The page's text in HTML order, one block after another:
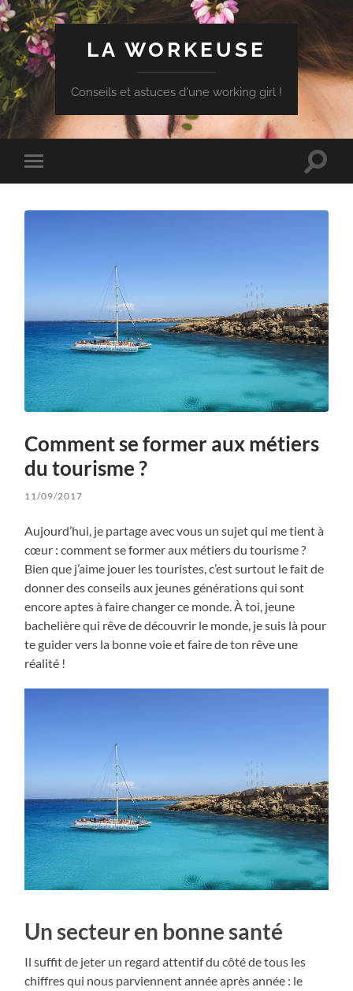
LA WORKEUSE
Conseils et astuces d'une working girl !
Toggle
mobile
Toggle
Comment se former aux métiers
du tourisme ?
11/09/2017
Aujourd’hui, je partage avec vous un sujet qui me tient à
cœur : comment se former aux métiers du tourisme ?
Bien que j’aime jouer les touristes, c’est surtout le fait de
donner des conseils aux jeunes générations qui sont
encore aptes à faire changer ce monde. À toi, jeune
bachelière qui rêve de découvrir le monde, je suis là pour
te guider vers la bonne voie et faire de ton rêve une
réalité !
Un secteur en bonne santé
Il suffit de jeter un regard attentif du côté de tous les
chiffres qui nous parviennent année après année : le